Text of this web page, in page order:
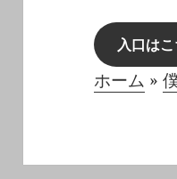
入口は
ホーム »